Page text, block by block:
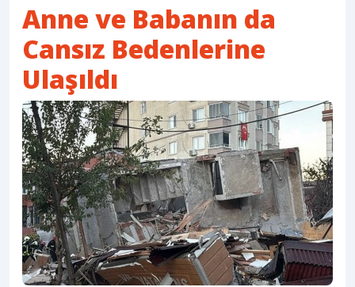
Anne ve Babanın da
Cansız Bedenlerine
Ulaşıldı